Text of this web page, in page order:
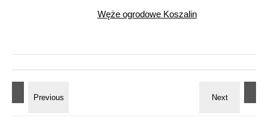
Węże ogrodowe Koszalin